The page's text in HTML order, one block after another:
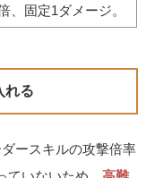
、固定1ダメージ。
れる
ースキルの攻撃倍率